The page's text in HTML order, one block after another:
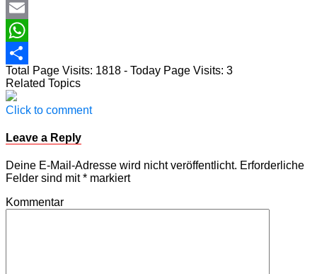
Twitter
Email
WhatsApp
Teilen
Total Page Visits: 1818 - Today Page Visits: 3
Related Topics
Click to comment
Leave a Reply
Deine E-Mail-Adresse wird nicht veröffentlicht. Erforderliche
Felder sind mit* markiert
Kommentar